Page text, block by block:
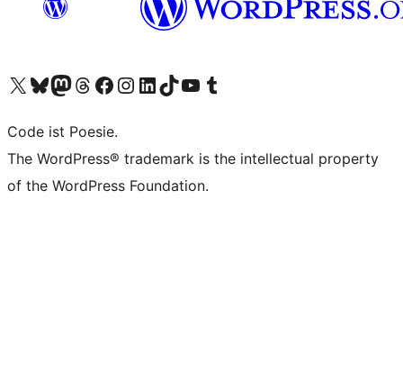
Das X-Konto (früher Twitter) von WordPress.org besuchen
Das Bluesky-Konto von WordPress.org besuchen
Das Mastodon-Konto von WordPress.org besuchen
Das Threads-Konto von WordPress.org besuchen
Die Facebook-Seite von WordPress.org besuchen
Das Instagram-Konto von WordPress.org besuchen
Das LinkedIn-Konto von WordPress.org besuchen
Das TikTok-Konto von WordPress.org besuchen
Den YouTube-Kanal von WordPress.org besuchen
Das Tumblr-Konto von WordPress.org besuchen
Code ist Poesie.
The WordPress® trademark is the intellectual property
of the WordPress Foundation.